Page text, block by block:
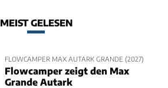
MEIST GELESEN
FLOWCAMPER MAX AUTARK GRANDE (2027)
Flowcamper zeigt den Max
Grande Autark